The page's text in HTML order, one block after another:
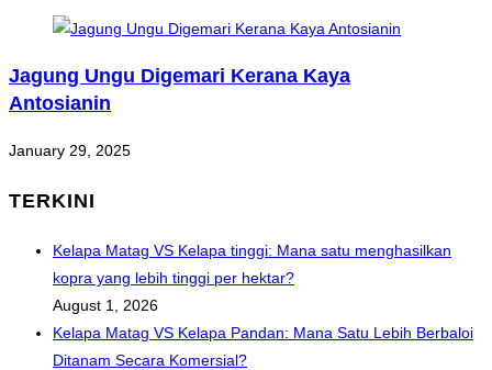
Jagung Ungu Digemari Kerana Kaya
Antosianin
January 29, 2025
TERKINI
Kelapa Matag VS Kelapa tinggi: Mana satu menghasilkan
kopra yang lebih tinggi per hektar?
August 1, 2026
Kelapa Matag VS Kelapa Pandan: Mana Satu Lebih Berbaloi
Ditanam Secara Komersial?